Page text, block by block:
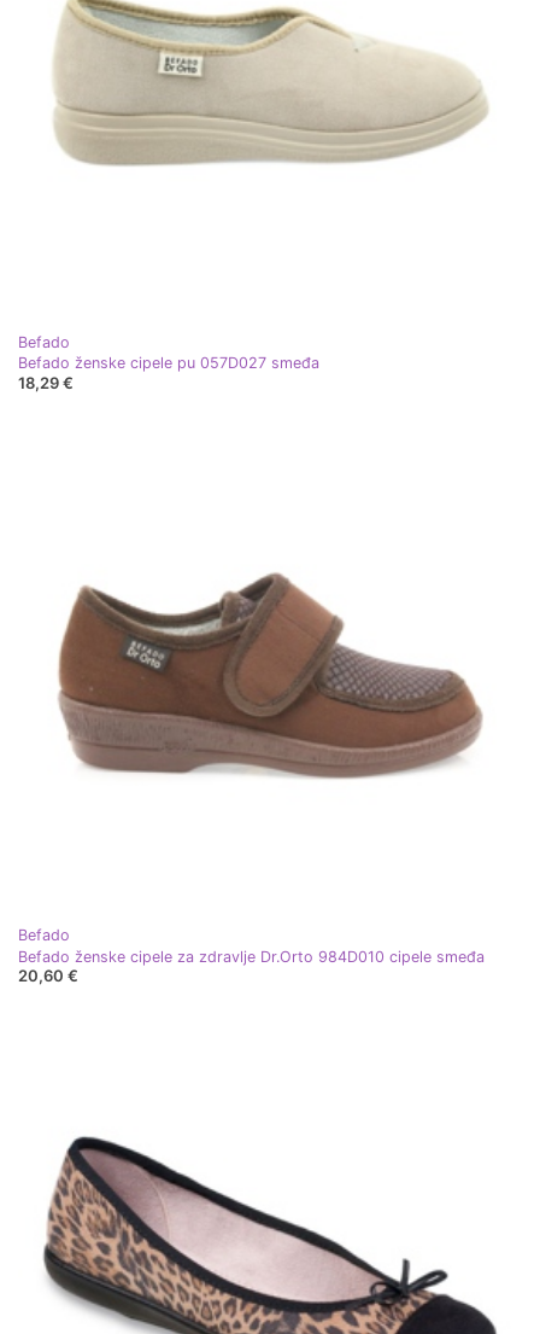
Befado
Befado ženske cipele pu 057D027 smeđa
18,29 €
Befado
Befado ženske cipele za zdravlje Dr.Orto 984D010 cipele smeđa
20,60 €